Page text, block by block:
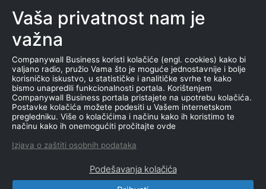
NEMA SUDSKIH OBJAVA
ROČIŠTA
NEMA SUDSKIH OBJAVA
Vaša privatnost nam je
važna
Companywall Business koristi kolačiće (engl. cookies) kako bi
valjano radio, pružio Vama što je moguće jednostavnije i bolje
korisničko iskustvo, u statističke i analitičke svrhe te kako
bismo unapredili funkcionalnosti portala. Korištenjem
Companywall Business portala pristajete na upotrebu kolačića.
Postavke kolačića možete podesiti u Vašem internetskom
pregledniku. Više o kolačićima i načinu kako ih koristimo te
načinu kako ih onemogućiti pročitajte ovde
Izjava o zaštiti osobnih podataka
Podešavanja kolačića